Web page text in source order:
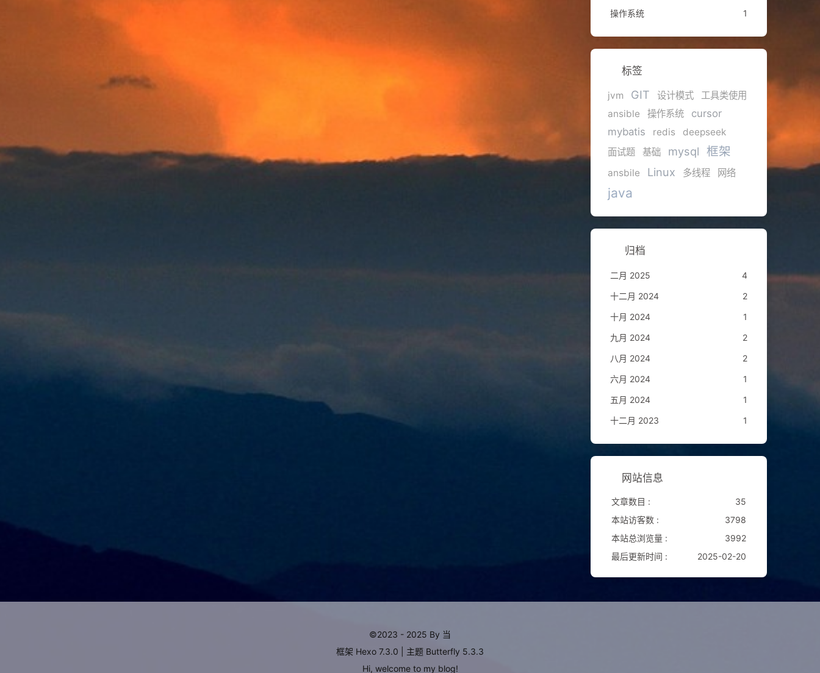
操作系统
1
标签
jvm GIT 设计模式
工具类使用
ansible
操作系统
cursor
mybatis
redis
deepseek
面试题
基础 mysql 框架
ansbile Linux 多线程 网络
java
归档
二月 2025
4
十二月 2024
2
十月 2024
1
九月 2024
2
八月 2024
2
六月 2024
1
五月 2024
1
十二月 2023
1
网站信息
文章数目 :
35
本站访客数 :
3798
本站总浏览量 :
3992
最后更新时间 :
2025-02-20
©2023 - 2025 By 当
框架 Hexo 7.3.0 主题 Butterfly 5.3.3
Hi, welcome to my blog!